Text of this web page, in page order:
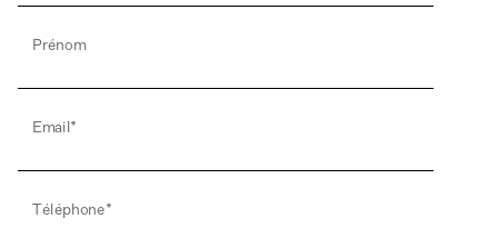
Prénom
Email*
Téléphone*